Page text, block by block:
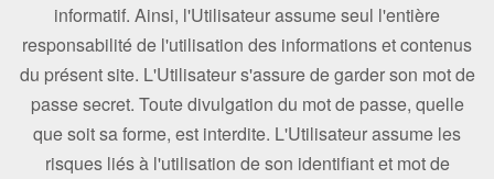
informatif. Ainsi, l'Utilisateur assume seul l'entière
responsabilité de l'utilisation des informations et contenus
du présent site. L'Utilisateur s'assure de garder son mot de
passe secret. Toute divulgation du mot de passe, quelle
que soit sa forme, est interdite. L'Utilisateur assume les
risques liés à l'utilisation de son identifiant et mot de